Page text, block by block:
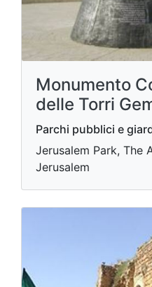
Monumento
delle Torri
Parchi pubblici e
Jerusalem Park, The
Jerusalem